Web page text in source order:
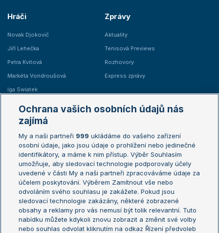
Hráči
Novak Djokovič
Jiří Lehečka
Petra Kvitová
Markéta Vondroušová
Iga Swiatek
Zprávy
Aktuality
Tenisová Previews
Rozhovory
Express zprávy
Žebříčky
Žebříček ATP (muži)
Žebříček WTA (ženy)
Sázkařský žebříček
Australian Open
French Open
Wimbledon
US Open
Turnaj mistrů
Turnaj mistryň
Aktualní trendy
Ochrana vašich osobních údajů nás
zajímá
My a naši partneři 999 ukládáme do vašeho zařízení
osobní údaje, jako jsou údaje o prohlížení nebo jedinečné
identifikátory, a máme k nim přístup. Výběr Souhlasím
umožňuje, aby sledovací technologie podporovaly účely
uvedené v části My a naši partneři zpracováváme údaje za
účelem poskytování. Výběrem Zamítnout vše nebo
odvoláním svého souhlasu je zakážete. Pokud jsou
sledovací technologie zakázány, některé zobrazené
obsahy a reklamy pro vás nemusí být tolik relevantní. Tuto
nabídku můžete kdykoli znovu zobrazit a změnit své volby
nebo souhlas odvolat kliknutím na odkaz Řízení předvoleb